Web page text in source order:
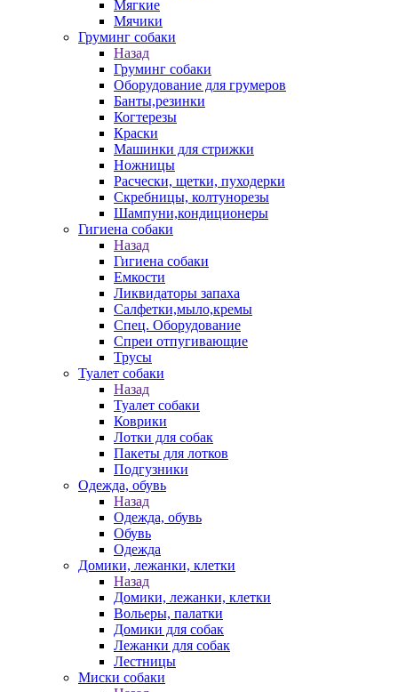
Мягкие
Мячики
Груминг собаки
Назад
Груминг собаки
Оборудование для грумеров
Банты,резинки
Когтерезы
Краски
Машинки для стрижки
Ножницы
Расчески, щетки, пуходерки
Скребницы, колтунорезы
Шампуни,кондиционеры
Гигиена собаки
Назад
Гигиена собаки
Емкости
Ликвидаторы запаха
Салфетки,мыло,кремы
Спец. Оборудование
Спреи отпугивающие
Трусы
Туалет собаки
Назад
Туалет собаки
Коврики
Лотки для собак
Пакеты для лотков
Подгузники
Одежда, обувь
Назад
Одежда, обувь
Обувь
Одежда
Домики, лежанки, клетки
Назад
Домики, лежанки, клетки
Вольеры, палатки
Домики для собак
Лежанки для собак
Лестницы
Миски собаки